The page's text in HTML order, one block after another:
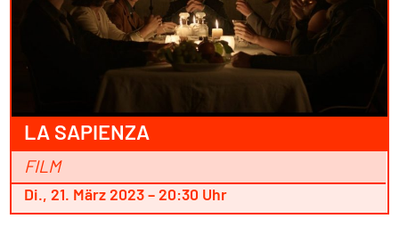
LA SAPIENZA
FILM
Di., 21. März 2023 – 20:30 Uhr